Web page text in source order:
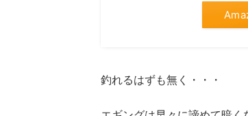
釣れるはずも無く・・・